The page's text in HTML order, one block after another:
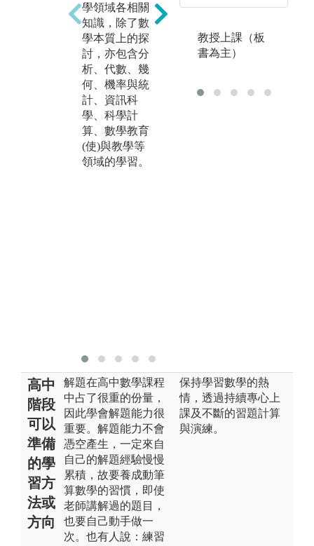
學領域各相關
知識，除了數
學本質上的探
討，亦包含分
析、代數、幾
何、機率與統
計、資訊科
學、科學計
算、數學教育
(使)與教學等
領域的學習。
式，模擬情境
定系統之抽象
模型，以產
果，或推算數
教授上課（板
書為主）
高中
階段
可以
準備
的學
習方
法或
方向
解題在高中數學課程
中占了很重的份量，
因此學會解題能力很
重要。解題能力不會
憑空產生，一定來自
自己的解題經驗慢慢
累積，故要養成動筆
算數學的習慣，即使
老師講解過的題目，
也要自己動手做一
次。也有人說：練習
保持學習數學的熱
情，透過持續專心上
課及不斷的習題計算
與演練。